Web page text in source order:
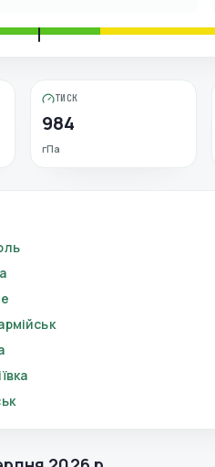
ТИСК
984
гПа